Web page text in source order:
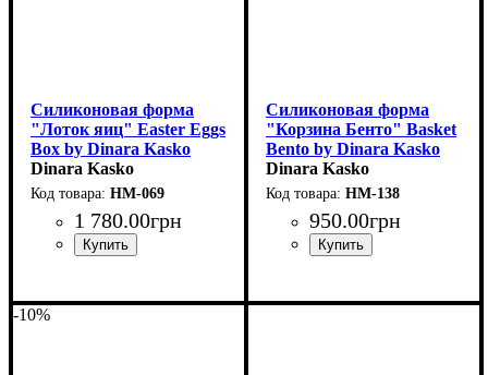
Силиконовая форма
"Лоток яиц" Easter Eggs
Box by Dinara Kasko
Dinara Kasko
HM-069
1 780.00грн
Силиконовая форма
"Корзина Бенто" Basket
Bento by Dinara Kasko
(d11см,h8.5см,500мл)
Dinara Kasko
HM-138
950.00грн
-10%